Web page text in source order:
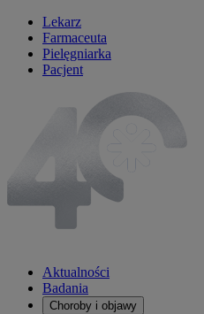
Lekarz
Farmaceuta
Pielęgniarka
Pacjent
Aktualności
Badania
Choroby i objawy